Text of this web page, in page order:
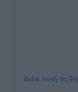
Δείτε αυτή τη